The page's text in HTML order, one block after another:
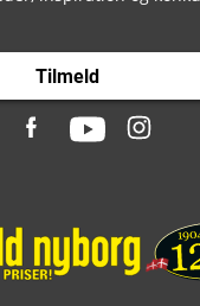
Tilmeld